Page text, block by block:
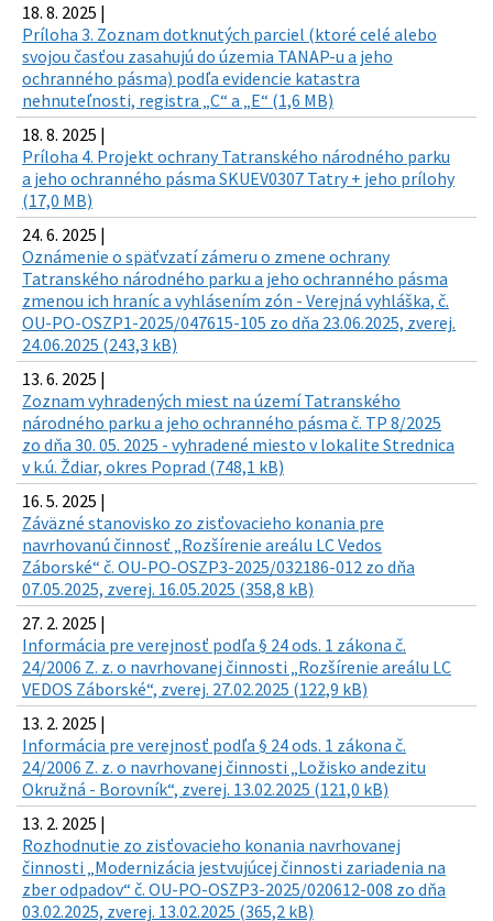
18. 8. 2025 |
Príloha 3. Zoznam dotknutých parciel (ktoré celé alebo
svojou časťou zasahujú do územia TANAP-u a jeho
ochranného pásma) podľa evidencie katastra
nehnuteľnosti, registra „C“ a „E“ (1,6 MB)
18. 8. 2025 |
Príloha 4. Projekt ochrany Tatranského národného parku
a jeho ochranného pásma SKUEV0307 Tatry + jeho prílohy
(17,0 MB)
24. 6. 2025 |
Oznámenie o späťvzatí zámeru o zmene ochrany
Tatranského národného parku a jeho ochranného pásma
zmenou ich hraníc a vyhlásením zón - Verejná vyhláška, č.
OU-PO-OSZP1-2025/047615-105 zo dňa 23.06.2025, zverej.
24.06.2025 (243,3 kB)
13. 6. 2025 |
Zoznam vyhradených miest na území Tatranského
národného parku a jeho ochranného pásma č. TP 8/2025
zo dňa 30. 05. 2025 - vyhradené miesto v lokalite Strednica
v k.ú. Ždiar, okres Poprad (748,1 kB)
16. 5. 2025 |
Záväzné stanovisko zo zisťovacieho konania pre
navrhovanú činnosť „Rozšírenie areálu LC Vedos
Záborské“ č. OU-PO-OSZP3-2025/032186-012 zo dňa
07.05.2025, zverej. 16.05.2025 (358,8 kB)
27. 2. 2025 |
Informácia pre verejnosť podľa § 24 ods. 1 zákona č.
24/2006 Z. z. o navrhovanej činnosti „Rozšírenie areálu LC
VEDOS Záborské“, zverej. 27.02.2025 (122,9 kB)
13. 2. 2025 |
Informácia pre verejnosť podľa § 24 ods. 1 zákona č.
24/2006 Z. z. o navrhovanej činnosti „Ložisko andezitu
Okružná - Borovník“, zverej. 13.02.2025 (121,0 kB)
13. 2. 2025 |
Rozhodnutie zo zisťovacieho konania navrhovanej
činnosti „Modernizácia jestvujúcej činnosti zariadenia na
zber odpadov“ č. OU-PO-OSZP3-2025/020612-008 zo dňa
03.02.2025, zverej. 13.02.2025 (365,2 kB)